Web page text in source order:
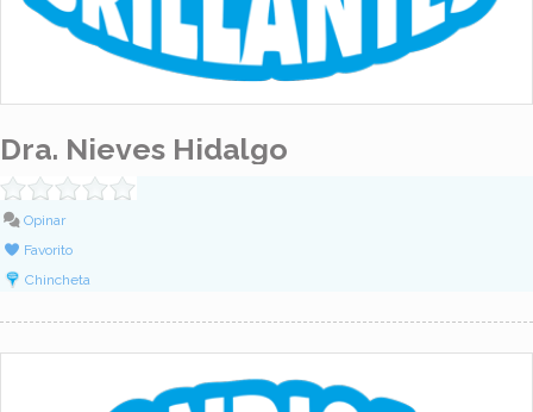
Dra. Nieves Hidalgo
Opinar
Favorito
Chincheta